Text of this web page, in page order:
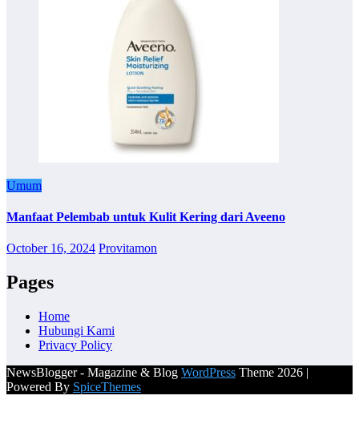
Umum
Manfaat Pelembab untuk Kulit Kering dari Aveeno
October 16, 2024 Provitamon
Pages
Home
Hubungi Kami
Privacy Policy
NewsBlogger - Magazine & Blog WordPress Theme 2026 |
Powered By SpiceThemes